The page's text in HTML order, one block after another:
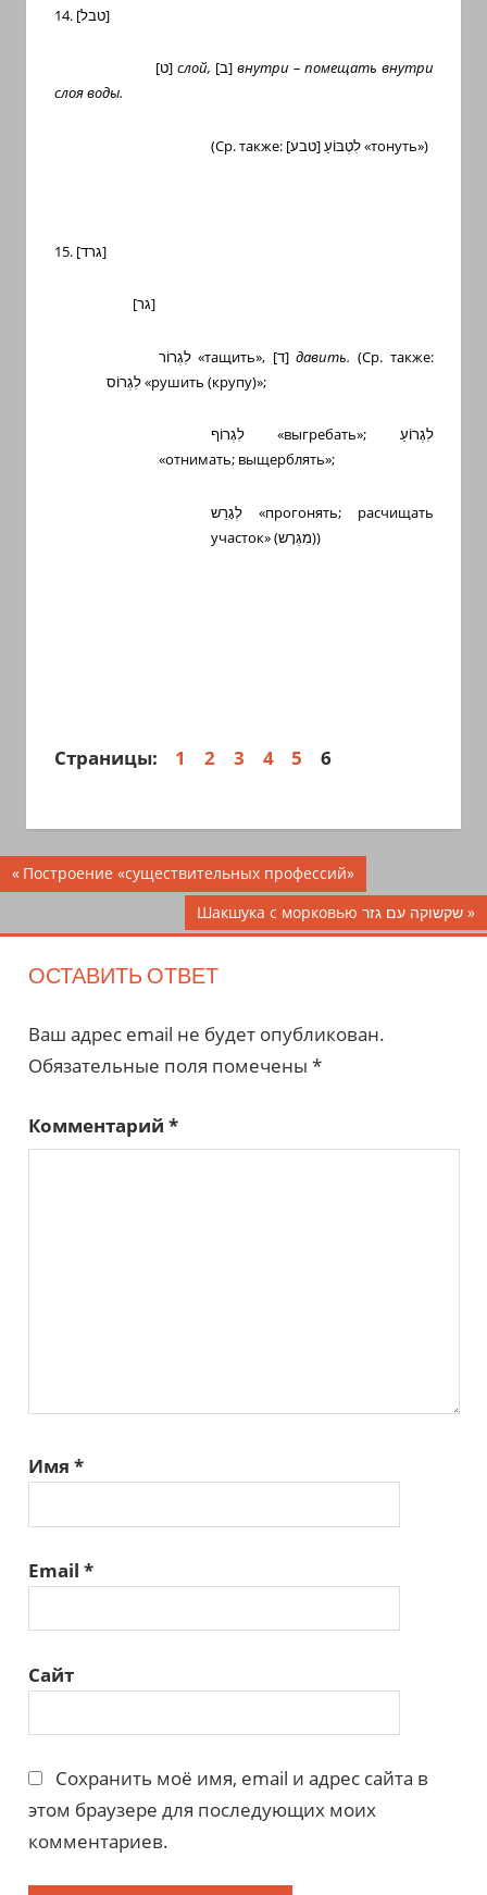
14. [טבל]
[ט]слой, [ב] внутри – помещать внутри
слоя воды.
(Ср. также: [טבע]לִטְבּוֹעַ«тонуть»)
15. [גרד]
[גר]
לִגְרוֹר«тащить», [ד]давить. (Ср. также:
לִגְרוֹס«рушить (крупу)»;
לִגְרוֹף«выгребать»; לִגְרוֹעַ
«отнимать; выщерблять»;
לְגָרֵש«прогонять; расчищать
участок» (מִגְרָש))
Страницы: 1 2 3 4 5 6
Навигация
записям
Предыдущая
запись;
Построение «существительных профессий»
Следующая
запись:
Шакшука с морковью שקשוקה עם גזר
ОСТАВИТЬ ОТВЕТ
Ваш адрес email не будет опубликован.
Обязательные поля помечены *
Комментарий *
Имя *
Email *
Сайт
Сохранить моё имя, email и адрес сайта в
этом браузере для последующих моих
комментариев.